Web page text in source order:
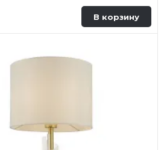
В корзину